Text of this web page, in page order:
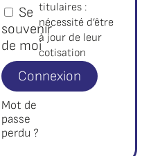
Se
souvenir
de moi
Connexion
Mot de
passe
perdu ?
titulaires :
nécessité d’être
à jour de leur
cotisation